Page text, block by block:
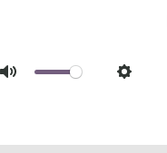
Mute Settings